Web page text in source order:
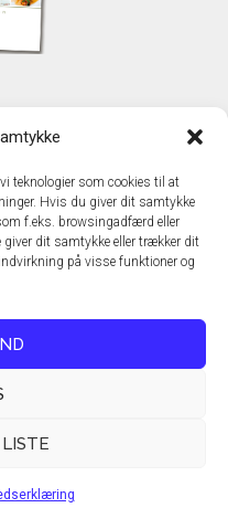
teknologier som cookies til at
Hvis du giver dit samtykke
f.eks. browsingadfærd eller
giver dit samtykke eller trækker dit
på visse funktioner og
A/S
24 26 28